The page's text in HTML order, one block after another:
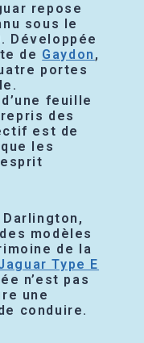
repose
sous le
Développée
de Gaydon ,
portes
feuille
des
est de
les
modèles
de la
Type E
n’est pas
une
conduire.